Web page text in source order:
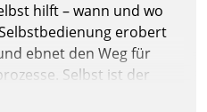
hilft – wann und wo
erobert
ebnet den Weg für
Selbst ist der